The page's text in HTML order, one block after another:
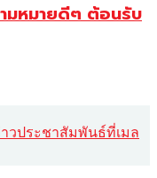
มหมายดีๆ ต้อนรับ
ข่าวประชาสัมพันธ์ที่เมล